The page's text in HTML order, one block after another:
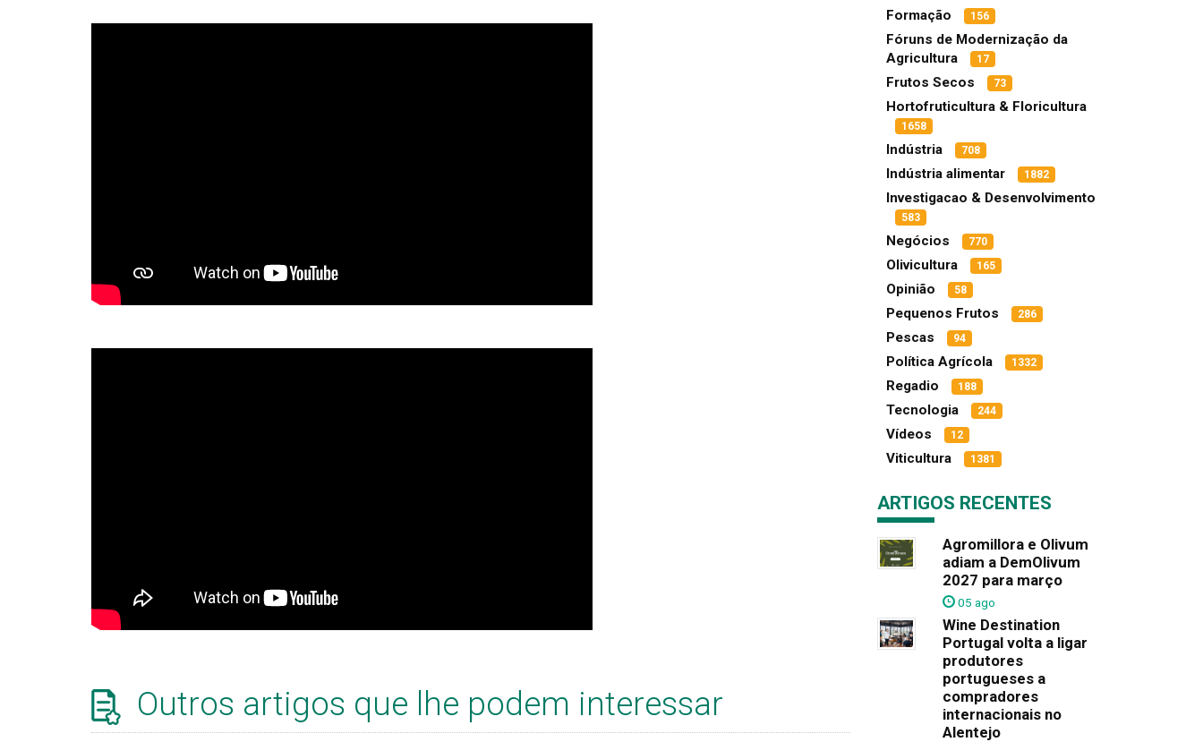
Outros artigos que lhe podem interessar
Formação 156
Fóruns de Modernização da
Agricultura
17
Frutos Secos 73
Hortofruticultura & Floricultura
1658
Indústria 708
Indústria alimentar 1882
Investigacao & Desenvolvimento
583
Negócios 770
Olivicultura 165
Opinião 58
Pequenos Frutos 286
Pescas 94
Política Agrícola 1332
Regadio 188
Tecnologia 244
Vídeos 12
Viticultura 1381
ARTIGOS RECENTES
Agromillora e Olivum
adiam a DemOlivum
2027 para março
05 ago
Wine Destination
Portugal volta a ligar
produtores
portugueses a
compradores
internacionais no
Alentejo